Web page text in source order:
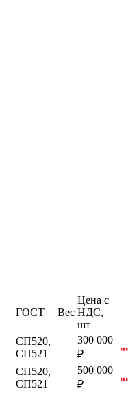
ГОСТ Вес
Цена с
НДС,
шт
СП520,
СП521
300 000
₽
СП520,
СП521
500 000
₽